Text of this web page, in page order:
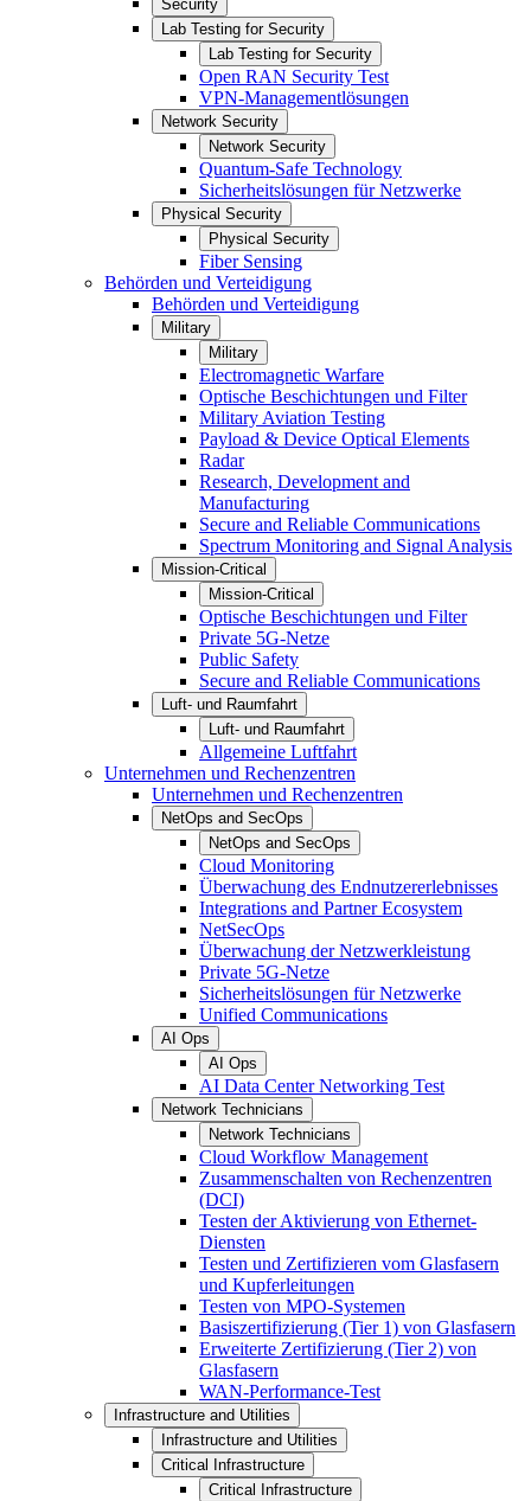
Security
Lab Testing for Security
Lab Testing for Security
Open RAN Security Test
VPN-Managementlösungen
Network Security
Network Security
Quantum-Safe Technology
Sicherheitslösungen für Netzwerke
Physical Security
Physical Security
Fiber Sensing
Behörden und Verteidigung
Behörden und Verteidigung
Military
Military
Electromagnetic Warfare
Optische Beschichtungen und Filter
Military Aviation Testing
Payload & Device Optical Elements
Radar
Research, Development and
Manufacturing
Secure and Reliable Communications
Spectrum Monitoring and Signal Analysis
Mission-Critical
Mission-Critical
Optische Beschichtungen und Filter
Private 5G-Netze
Public Safety
Secure and Reliable Communications
Luft- und Raumfahrt
Luft- und Raumfahrt
Allgemeine Luftfahrt
Unternehmen und Rechenzentren
Unternehmen und Rechenzentren
NetOps and SecOps
NetOps and SecOps
Cloud Monitoring
Überwachung des Endnutzererlebnisses
Integrations and Partner Ecosystem
NetSecOps
Überwachung der Netzwerkleistung
Private 5G-Netze
Sicherheitslösungen für Netzwerke
Unified Communications
AI Ops
AI Ops
AI Data Center Networking Test
Network Technicians
Network Technicians
Cloud Workflow Management
Zusammenschalten von Rechenzentren
(DCI)
Testen der Aktivierung von Ethernet-
Diensten
Testen und Zertifizieren vom Glasfasern
und Kupferleitungen
Testen von MPO-Systemen
Basiszertifizierung (Tier 1) von Glasfasern
Erweiterte Zertifizierung (Tier 2) von
Glasfasern
WAN-Performance-Test
Infrastructure and Utilities
Infrastructure and Utilities
Critical Infrastructure
Critical Infrastructure